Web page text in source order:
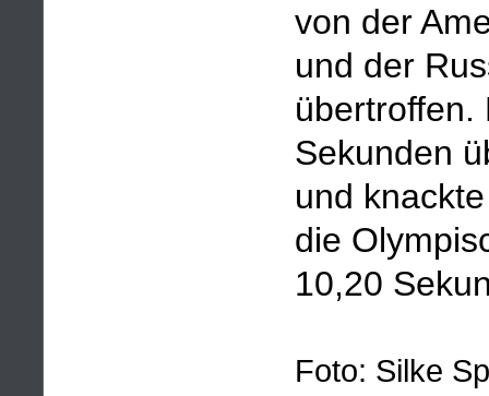
von der
und der
übertroffen.
Sekunden
und
die
10,20
Foto: Silke